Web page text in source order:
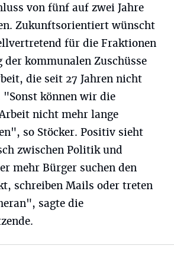
von fünf auf zwei Jahre
Zukunftsorientiert wünscht
für die Fraktionen
der kommunalen Zuschüsse
die seit 27 Jahren nicht
können wir die
nicht mehr lange
so Stöcker. Positiv sieht
zwischen Politik und
mehr Bürger suchen den
schreiben Mails oder treten
sagte die